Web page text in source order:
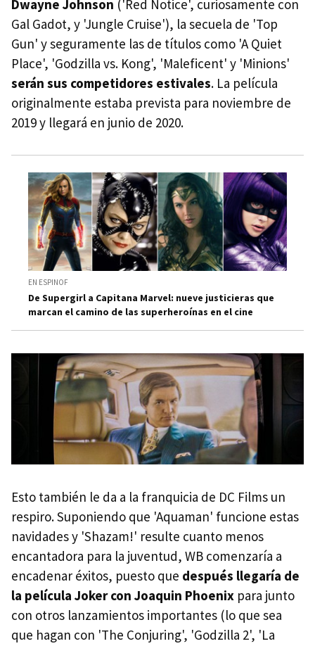
Dwayne Johnson ('Red Notice', curiosamente con
Gal Gadot, y 'Jungle Cruise'), la secuela de 'Top
Gun' y seguramente las de títulos como 'A Quiet
Place', 'Godzilla vs. Kong', 'Maleficent' y 'Minions'
serán sus competidores estivales. La película
originalmente estaba prevista para noviembre de
2019 y llegará en junio de 2020.
EN ESPINOF
De Supergirl a Capitana Marvel: nueve justicieras que
marcan el camino de las superheroínas en el cine
Esto también le da a la franquicia de DC Films un
respiro. Suponiendo que 'Aquaman' funcione estas
navidades y 'Shazam!' resulte cuanto menos
encantadora para la juventud, WB comenzaría a
encadenar éxitos, puesto que después llegaría de
la película Joker con Joaquin Phoenix para junto
con otros lanzamientos importantes (lo que sea
que hagan con 'The Conjuring', 'Godzilla 2', 'La